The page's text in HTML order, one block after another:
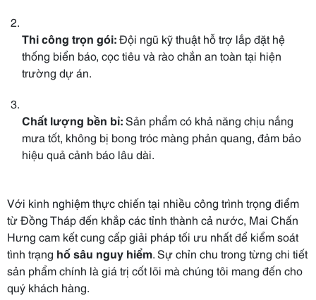
Thi công trọn gói:Đội ngũ kỹ thuật hỗ trợ lắp đặt hệ
thống biển báo, cọc tiêu và rào chắn an toàn tại hiện
trường dự án.
Chất lượng bền bỉ:Sản phẩm có khả năng chịu nắng
mưa tốt, không bị bong tróc màng phản quang, đảm bảo
hiệu quả cảnh báo lâu dài.
Với kinh nghiệm thực chiến tại nhiều công trình trọng điểm
từ Đồng Tháp đến khắp các tỉnh thành cả nước, Mai Chấn
Hưng cam kết cung cấp giải pháp tối ưu nhất để kiểm soát
tình trạng hố sâu nguy hiểm. Sự chỉn chu trong từng chi tiết
sản phẩm chính là giá trị cốt lõi mà chúng tôi mang đến cho
quý khách hàng.